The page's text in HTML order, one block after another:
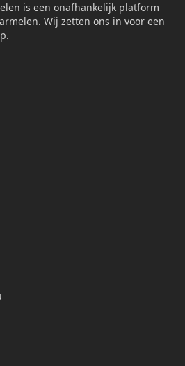
is een onafhankelijk platform
Wij zetten ons in voor een